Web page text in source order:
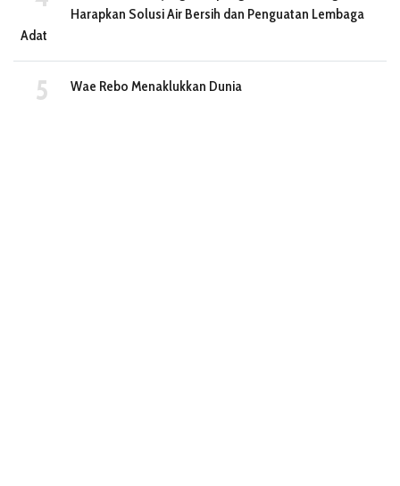
Harapkan Solusi Air Bersih dan Penguatan Lembaga
Adat
Wae Rebo Menaklukkan Dunia